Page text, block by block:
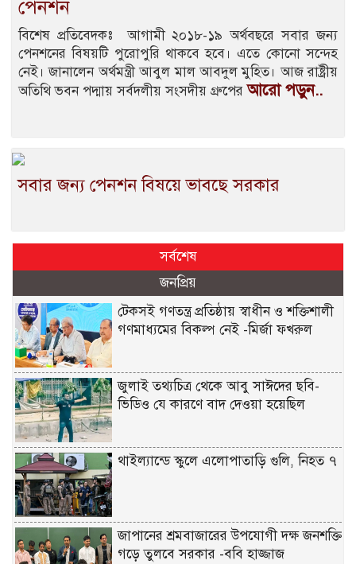
পেনশন
বিশেষ প্রতিবেদকঃ আগামী ২০১৮-১৯ অর্থবছরে সবার জন্য
পেনশনের বিষয়টি পুরোপুরি থাকবে হবে। এতে কোনো সন্দেহ
নেই। জানালেন অর্থমন্ত্রী আবুল মাল আবদুল মুহিত। আজ রাষ্ট্রীয়
অতিথি ভবন পদ্মায় সর্বদলীয় সংসদীয় গ্রুপেরআরো পড়ুন..
সবার জন্য পেনশন বিষয়ে ভাবছে সরকার
সর্বশেষ
জনপ্রিয়
টেকসই গণতন্ত্র প্রতিষ্ঠায় স্বাধীন ও শক্তিশালী
গণমাধ্যমের বিকল্প নেই -মির্জা ফখরুল
জুলাই তথ্যচিত্র থেকে আবু সাঈদের ছবি-
ভিডিও যে কারণে বাদ দেওয়া হয়েছিল
থাইল্যান্ডে স্কুলে এলোপাতাড়ি গুলি, নিহত ৭
জাপানের শ্রমবাজারের উপযোগী দক্ষ জনশক্তি
গড়ে তুলবে সরকার -ববি হাজ্জাজ